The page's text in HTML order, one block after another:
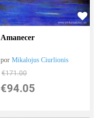
Amanecer
porMikalojus Ciurlionis
€171.00
€94.05